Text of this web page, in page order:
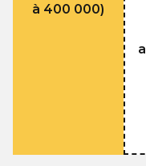
à 400 000)​